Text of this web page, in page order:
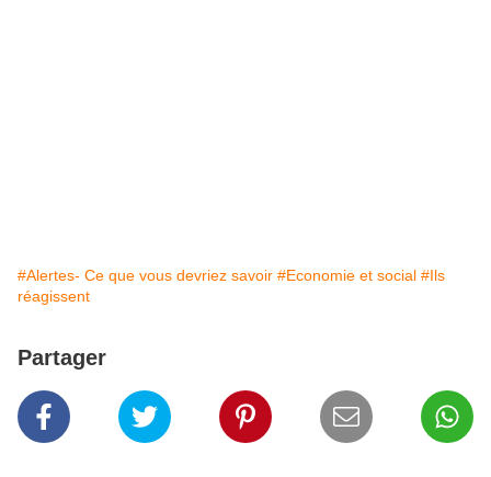
#Alertes- Ce que vous devriez savoir #Economie et social #Ils
réagissent
Partager